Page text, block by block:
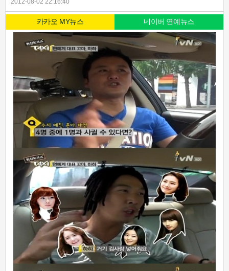
2012-08-02 22:16:40
카카오 MY뉴스 네이버 연예뉴스